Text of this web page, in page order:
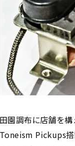
田園調布に店舗を
Toneism Pickups搭